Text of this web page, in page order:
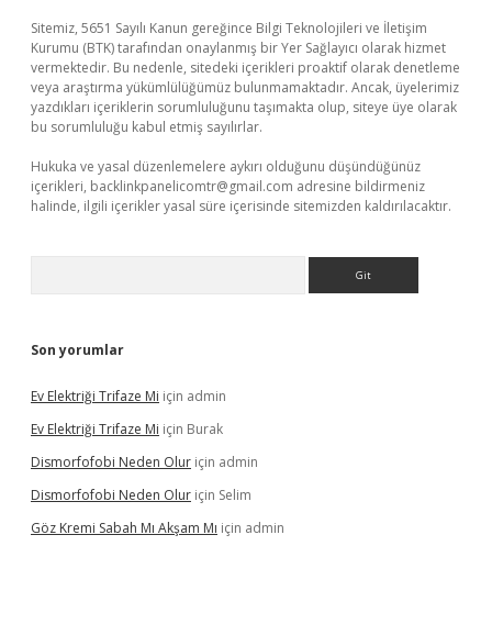
Sitemiz, 5651 Sayılı Kanun gereğince Bilgi Teknolojileri ve İletişim
Kurumu (BTK) tarafından onaylanmış bir Yer Sağlayıcı olarak hizmet
vermektedir. Bu nedenle, sitedeki içerikleri proaktif olarak denetleme
veya araştırma yükümlülüğümüz bulunmamaktadır. Ancak, üyelerimiz
yazdıkları içeriklerin sorumluluğunu taşımakta olup, siteye üye olarak
bu sorumluluğu kabul etmiş sayılırlar.
Hukuka ve yasal düzenlemelere aykırı olduğunu düşündüğünüz
içerikleri, backlinkpanelicomtr@gmail.com adresine bildirmeniz
halinde, ilgili içerikler yasal süre içerisinde sitemizden kaldırılacaktır.
Son yorumlar
Ev Elektriği Trifaze Mi için admin
Ev Elektriği Trifaze Mi için Burak
Dismorfofobi Neden Olur için admin
Dismorfofobi Neden Olur için Selim
Göz Kremi Sabah Mı Akşam Mı için admin